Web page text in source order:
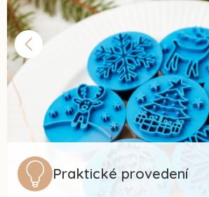
Praktické provedení